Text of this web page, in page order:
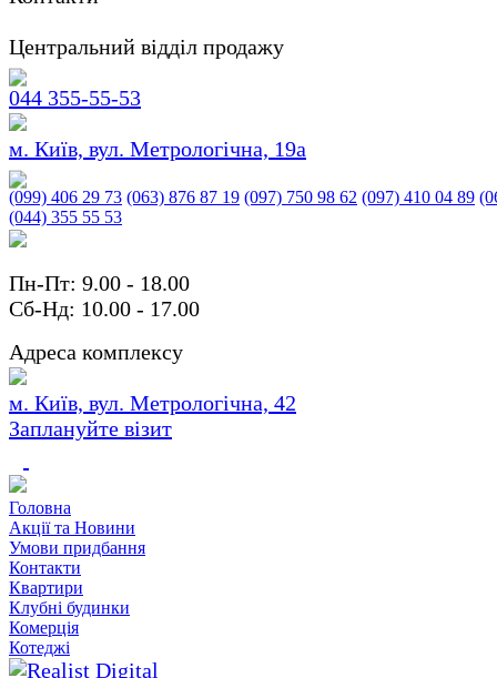
Центральний відділ продажу
044 355-55-53
м. Київ, вул. Метрологічна, 19а
(099) 406 29 73 (063) 876 87 19 (097) 750 98 62 (097) 410 04 89
(044) 355 55 53
Пн-Пт: 9.00 - 18.00
Сб-Нд: 10.00 - 17.00
Адреса комплексу
м. Київ, вул. Метрологічна, 42
Заплануйте візит
Головна
Акції та Новини
Умови придбання
Контакти
Квартири
Клубні будинки
Комерція
Котеджі